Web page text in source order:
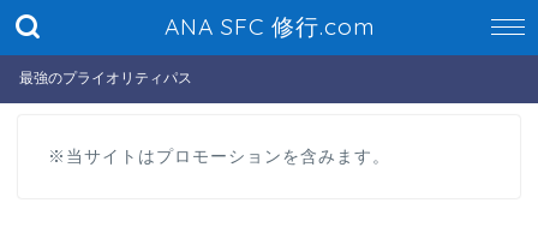
ANA SFC 修行.com
最強のプライオリティパス
※当サイトはプロモーションを含みます。